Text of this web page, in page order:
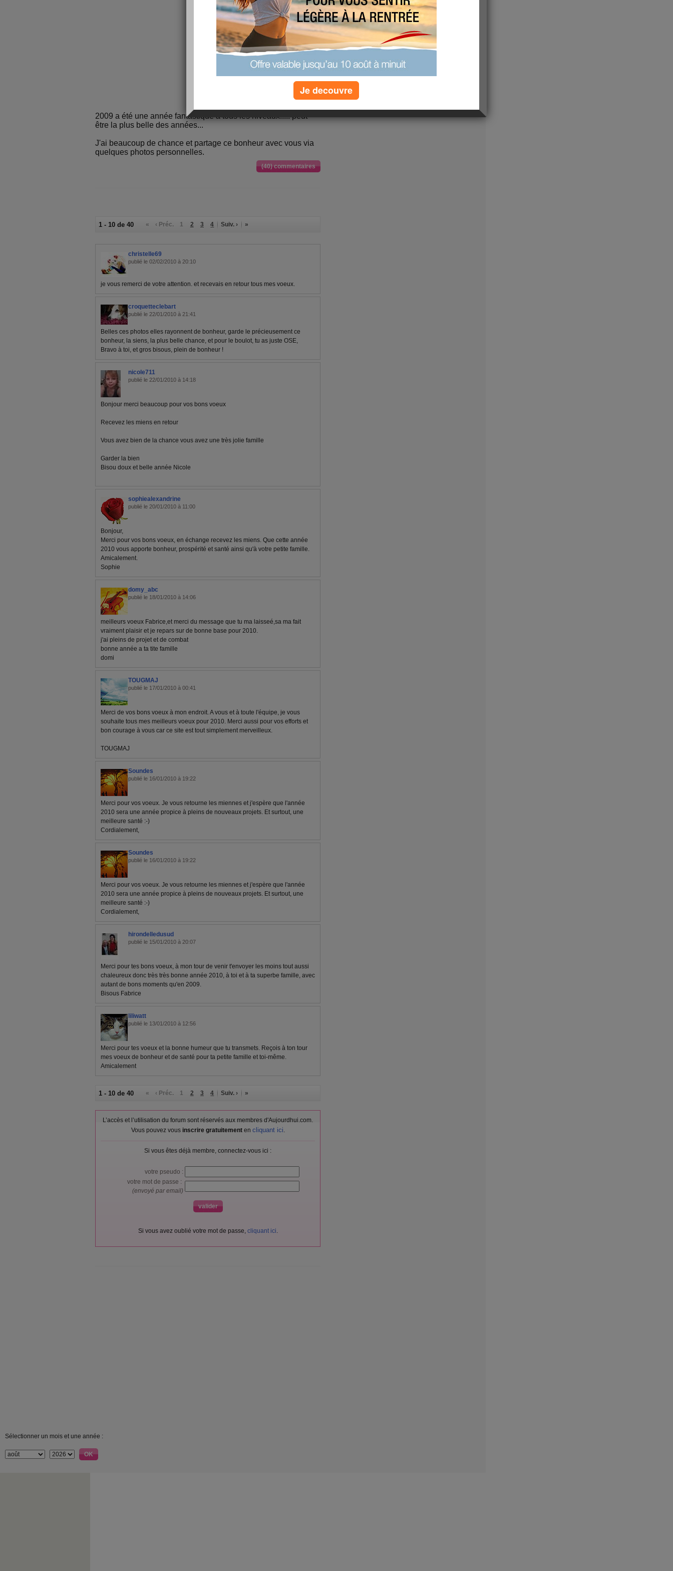
2009 a été une année fantastique à tous les niveaux..... peut
être la plus belle des années...
J'ai beaucoup de chance et partage ce bonheur avec vous via
quelques photos personnelles.
(40) commentaires
1 - 10 de 40 « ‹ Préc. 1 2 3 4 Suiv. › »
christelle69
publié le 02/02/2010 à 20:10
je vous remerci de votre attention. et recevais en retour tous mes voeux.
croquetteclebart
publié le 22/01/2010 à 21:41
Belles ces photos elles rayonnent de bonheur, garde le précieusement ce
bonheur, la siens, la plus belle chance, et pour le boulot, tu as juste OSE,
Bravo à toi, et gros bisous, plein de bonheur !
nicole711
publié le 22/01/2010 à 14:18
Bonjour merci beaucoup pour vos bons voeux
Recevez les miens en retour
Vous avez bien de la chance vous avez une très jolie famille
Garder la bien
Bisou doux et belle année Nicole
sophiealexandrine
publié le 20/01/2010 à 11:00
Bonjour,
Merci pour vos bons voeux, en échange recevez les miens. Que cette année
2010 vous apporte bonheur, prospérité et santé ainsi qu'à votre petite famille.
Amicalement.
Sophie
domy_abc
publié le 18/01/2010 à 14:06
meilleurs voeux Fabrice,et merci du message que tu ma laisseé,sa ma fait
vraiment plaisir et je repars sur de bonne base pour 2010.
j'ai pleins de projet et de combat
bonne année a ta tite famille
domi
TOUGMAJ
publié le 17/01/2010 à 00:41
Merci de vos bons voeux à mon endroit. A vous et à toute l'équipe, je vous
souhaite tous mes meilleurs voeux pour 2010. Merci aussi pour vos efforts et
bon courage à vous car ce site est tout simplement merveilleux.
TOUGMAJ
Soundes
publié le 16/01/2010 à 19:22
Merci pour vos voeux. Je vous retourne les miennes et j'espère que l'année
2010 sera une année propice à pleins de nouveaux projets. Et surtout, une
meilleure santé :-)
Cordialement,
Soundes
publié le 16/01/2010 à 19:22
Merci pour vos voeux. Je vous retourne les miennes et j'espère que l'année
2010 sera une année propice à pleins de nouveaux projets. Et surtout, une
meilleure santé :-)
Cordialement,
hirondelledusud
publié le 15/01/2010 à 20:07
Merci pour tes bons voeux, à mon tour de venir t'envoyer les moins tout aussi
chaleureux donc très très bonne année 2010, à toi et à ta superbe famille, avec
autant de bons moments qu'en 2009.
Bisous Fabrice
liliwatt
publié le 13/01/2010 à 12:56
Merci pour tes voeux et la bonne humeur que tu transmets. Reçois à ton tour
mes voeux de bonheur et de santé pour ta petite famille et toi-même.
Amicalement
1 - 10 de 40 « ‹ Préc. 1 2 3 4 Suiv. › »
L’accès et l’utilisation du forum sont réservés aux membres d'Aujourdhui.com.
Vous pouvez vous inscrire gratuitementen cliquant ici
Si vous êtes déjà membre, connectez-vous ici :
votre pseudo :
votre mot de passe :
(envoyé par email)
Si vous avez oublié votre mot de passe, cliquant ici
Sélectionner un mois et une année :
Je decouvre